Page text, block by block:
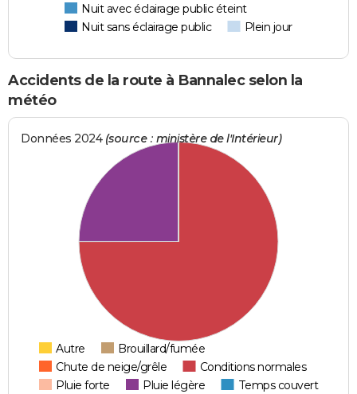
Nuit avec éclairage public éteint
Nuit sans éclairage public
Plein jour
Accidents de la route à Bannalec selon la
météo
Données 2024 (source : ministère de l'Intérieur)
Autre
Brouillard/fumée
Chute de neige/grêle
Conditions normales
Pluie forte
Pluie légère
Temps couvert